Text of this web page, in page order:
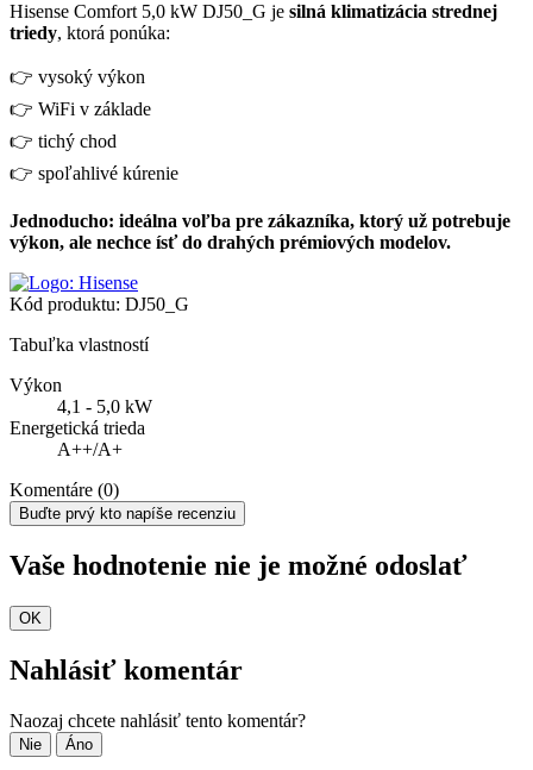
Hisense Comfort 5,0 kW DJ50_G je silná klimatizácia strednej
triedy, ktorá ponúka:
👉 vysoký výkon
👉 WiFi v základe
👉 tichý chod
👉 spoľahlivé kúrenie
Jednoducho: ideálna voľba pre zákazníka, ktorý už potrebuje
výkon, ale nechce ísť do drahých prémiových modelov.
Kód produktu: DJ50_G
Tabuľka vlastností
Výkon
4,1 - 5,0 kW
Energetická trieda
A++/A+
Komentáre (0)
Buďte prvý kto napíše recenziu
Vaše hodnotenie nie je možné odoslať
OK
Nahlásiť komentár
Naozaj chcete nahlásiť tento komentár?
Nie Áno